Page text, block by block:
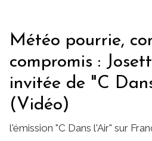
Météo pourrie,
compromis :
invitée de "C
(Vidéo)
l'émission "C Dans l'Air" sur